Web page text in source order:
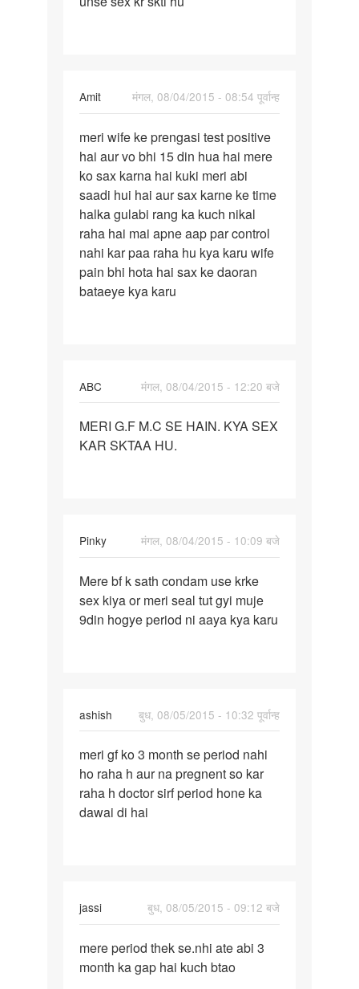
Amit
मंगल, 08/04/2015 - 08:54 पूर्वान्ह
meri
wife
ke
prengasi
test
meri wife ke prengasi test positive
hai aur vo bhi 15 din hua hai mere
ko sax karna hai kuki meri abi
saadi hui hai aur sax karne ke time
halka gulabi rang ka kuch nikal
raha hai mai apne aap par control
nahi kar paa raha hu kya karu wife
pain bhi hota hai sax ke daoran
bataeye kya karu
ABC
मंगल, 08/04/2015 - 12:20 बजे
MERI
G.F
SEX
MERI G.F M.C SE HAIN. KYA SEX
KAR SKTAA HU.
Pinky
मंगल, 08/04/2015 - 10:09 बजे
Mere
bf
k
Mere bf k sath condam use krke
sex kiya or meri seal tut gyi muje
9din hogye period ni aaya kya karu
ashish
बुध, 08/05/2015 - 10:32 पूर्वान्ह
meri
gf
ko
3
meri gf ko 3 month se period nahi
ho raha h aur na pregnent so kar
raha h doctor sirf period hone ka
dawai di hai
jassi
बुध, 08/05/2015 - 09:12 बजे
mere
period
mere period thek se.nhi ate abi 3
month ka gap hai kuch btao